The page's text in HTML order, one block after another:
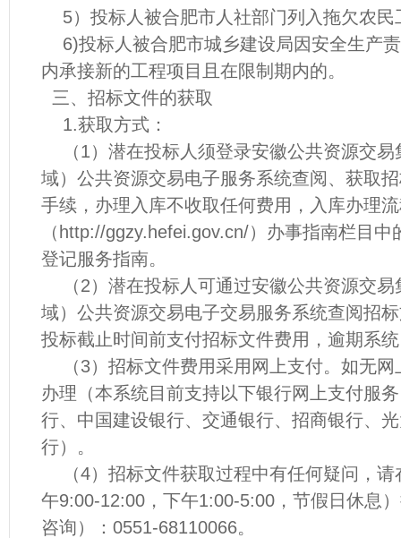
5）投标人被合肥市人社部门列入拖欠农民
6)投标人被合肥市城乡建设局因安全生产
内承接新的工程项目且在限制期内的。
三、招标文件的获取
1.获取方式：
（1）潜在投标人须登录安徽公共资源交易
域）公共资源交易电子服务系统查阅、获取
手续，办理入库不收取任何费用，入库办理
（http://ggzy.hefei.gov.cn/）办事指南栏目
登记服务指南。
（2）潜在投标人可通过安徽公共资源交易
域）公共资源交易电子交易服务系统查阅招
投标截止时间前支付招标文件费用，逾期系
（3）招标文件费用采用网上支付。如无网
办理（本系统目前支持以下银行网上支付服
行、中国建设银行、交通银行、招商银行、
行）。
（4）招标文件获取过程中有任何疑问，请
午9:00-12:00，下午1:00-5:00，节假日休息
咨询）：0551-68110066。